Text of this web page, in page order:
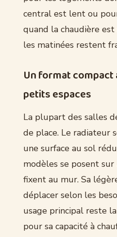
central est lent ou
quand la chaudière
les matinées restent
Un format compact
petits espaces
La plupart des salles
de place. Le radiateur
une surface au sol
modèles se posent
fixent au mur. Sa
déplacer selon les
usage principal reste
pour sa capacité à